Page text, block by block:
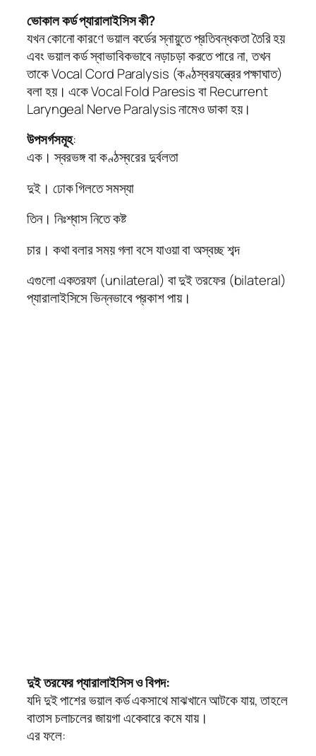
ভোকাল কর্ড প্যারালাইসিস কী?
যখন কোনো কারণে ভয়াল কর্ডের স্নায়ুতে প্রতিবন্ধকতা তৈরি হয়
এবং ভয়াল কর্ড স্বাভাবিকভাবে নড়াচড়া করতে পারে না, তখন
তাকে Vocal Cord Paralysis (কণ্ঠস্বরযন্ত্রের পক্ষাঘাত)
বলা হয়। একে Vocal Fold Paresis বা Recurrent
Laryngeal Nerve Paralysis নামেও ডাকা হয়।
উপসর্গসমূহ:
এক। স্বরভঙ্গ বা কণ্ঠস্বরের দুর্বলতা
দুই। ঢোক গিলতে সমস্যা
তিন। নিঃশ্বাস নিতে কষ্ট
চার। কথা বলার সময় গলা বসে যাওয়া বা অস্বচ্ছ শব্দ
এগুলো একতরফা (unilateral) বা দুই তরফের (bilateral)
প্যারালাইসিসে ভিন্নভাবে প্রকাশ পায়।
দুই তরফের প্যারালাইসিস ও বিপদ:
যদি দুই পাশের ভয়াল কর্ড একসাথে মাঝখানে আটকে যায়, তাহলে
বাতাস চলাচলের জায়গা একেবারে কমে যায়।
এর ফলে: